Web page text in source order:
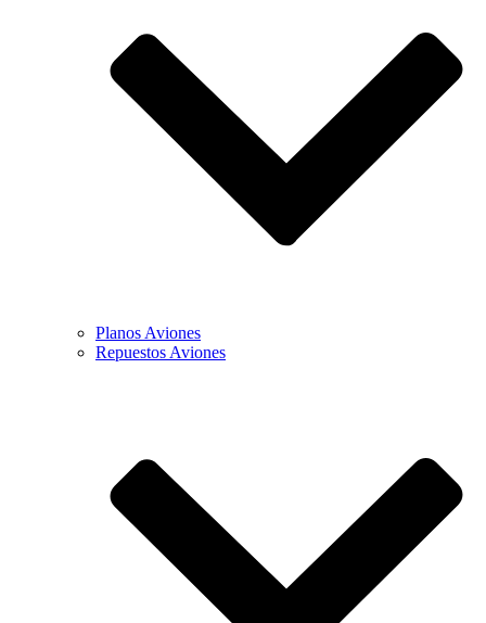
Planos Aviones
Repuestos Aviones